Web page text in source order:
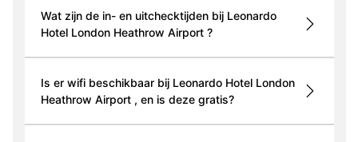
Wat zijn de in- en uitchecktijden bij Leonardo
Hotel London Heathrow Airport ?
Is er wifi beschikbaar bij Leonardo Hotel London
Heathrow Airport , en is deze gratis?